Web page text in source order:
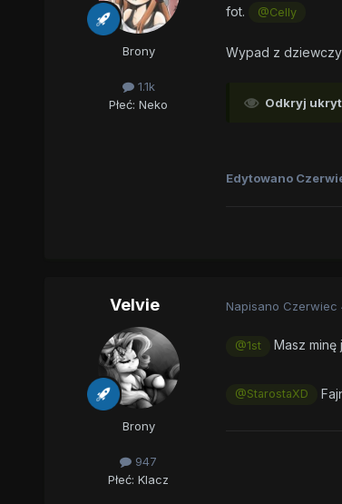
Brony
1.1k
Płeć: Neko
fot. @Celly
Wypad z
Odkryj
Edytowano
Velvie
Brony
947
Płeć: Klacz
Napisano Czerwiec
@1st Masz minę
@StarostaXD